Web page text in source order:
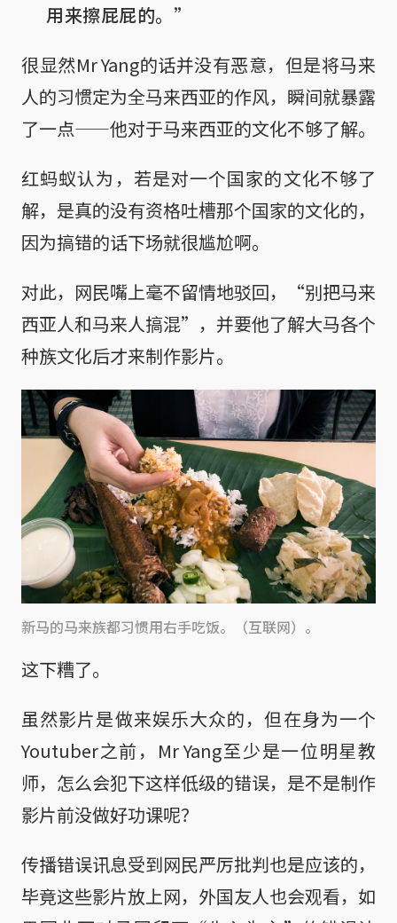
用来擦屁屁的。”
很显然Mr Yang的话并没有恶意，但是将马来
人的习惯定为全马来西亚的作风，瞬间就暴露
了一点——他对于马来西亚的文化不够了解。
红蚂蚁认为，若是对一个国家的文化不够了
解，是真的没有资格吐槽那个国家的文化的，
因为搞错的话下场就很尴尬啊。
对此，网民嘴上毫不留情地驳回，“别把马来
西亚人和马来人搞混”，并要他了解大马各个
种族文化后才来制作影片。
新马的马来族都习惯用右手吃饭。（互联网）。
这下糟了。
虽然影片是做来娱乐大众的，但在身为一个
Youtuber之前，Mr Yang至少是一位明星教
师，怎么会犯下这样低级的错误，是不是制作
影片前没做好功课呢？
传播错误讯息受到网民严厉批判也是应该的，
毕竟这些影片放上网，外国友人也会观看，如